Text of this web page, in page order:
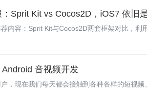
Sprit Kit vs Cocos2D，iOS7 依旧
内容：Sprit Kit与Cocos2D两套框架对比，利
动平台，如何同时使用iOS跟Android，Ubuntu
音视频开发
，现在我们每天都会接触到各种各样的短视频